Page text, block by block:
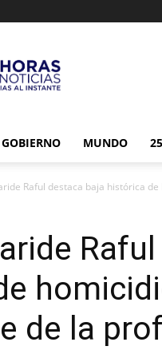
GOBIERNO MUNDO
Raful destaca baja histórica de
de la